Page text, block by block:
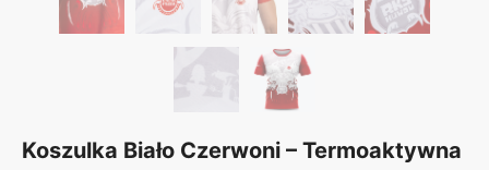
Koszulka Biało Czerwoni – Termoaktywna